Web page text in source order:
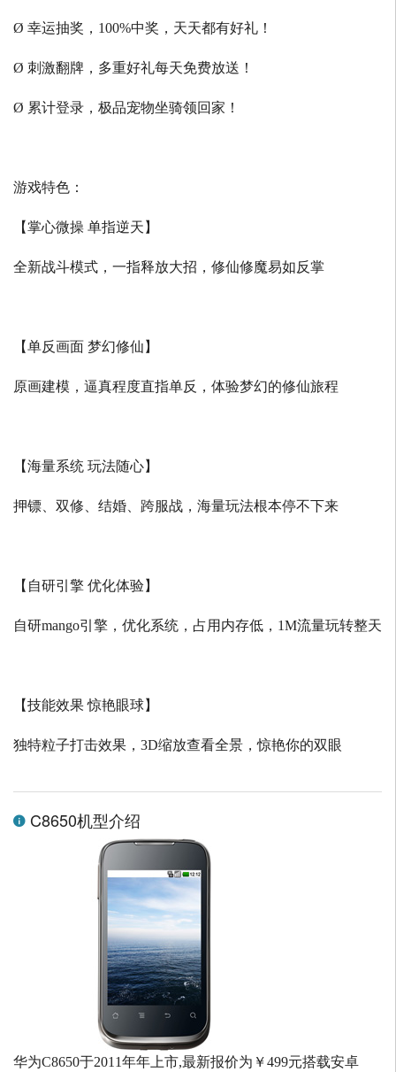
Ø 幸运抽奖，100%中奖，天天都有好礼！
Ø 刺激翻牌，多重好礼每天免费放送！
Ø 累计登录，极品宠物坐骑领回家！
游戏特色：
【掌心微操 单指逆天】
全新战斗模式，一指释放大招，修仙修魔易如反掌
【单反画面 梦幻修仙】
原画建模，逼真程度直指单反，体验梦幻的修仙旅程
【海量系统 玩法随心】
押镖、双修、结婚、跨服战，海量玩法根本停不下来
【自研引擎 优化体验】
自研mango引擎，优化系统，占用内存低， 1M流量玩转整天
【技能效果 惊艳眼球】
独特粒子打击效果， 3D缩放查看全景，惊艳你的双眼
C8650机型介绍
华为C8650于2011年年上市,最新报价为￥499元搭载安卓